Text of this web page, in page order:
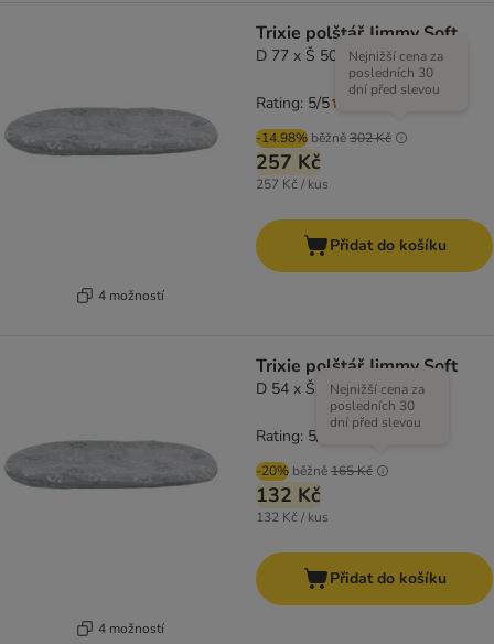
4 možností
Trixie polštář Jimmy Soft
D 77 x Š 50 cm
-14.98% běžně302 Kč
Nejnižší cena za
posledních 30
dní před slevou
257 Kč
257 Kč / kus
Rating: 5/5
Přidat do košíku
4 možností
Trixie polštář Jimmy Soft
D 54 x Š 35 cm
-20% běžně165 Kč
Nejnižší cena za
posledních 30
dní před slevou
132 Kč
132 Kč / kus
Rating: 5/5
Přidat do košíku